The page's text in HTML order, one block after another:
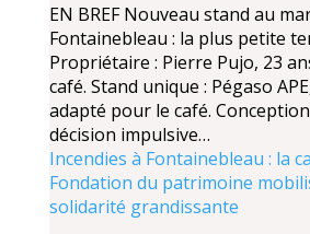
EN BREF Nouveau stand au
Fontainebleau : la plus petite
Propriétaire : Pierre Pujo, 23
café. Stand unique : Pégaso
adapté pour le café.
décision impulsive…
Incendies à Fontainebleau : la
Fondation du patrimoine
solidarité grandissante